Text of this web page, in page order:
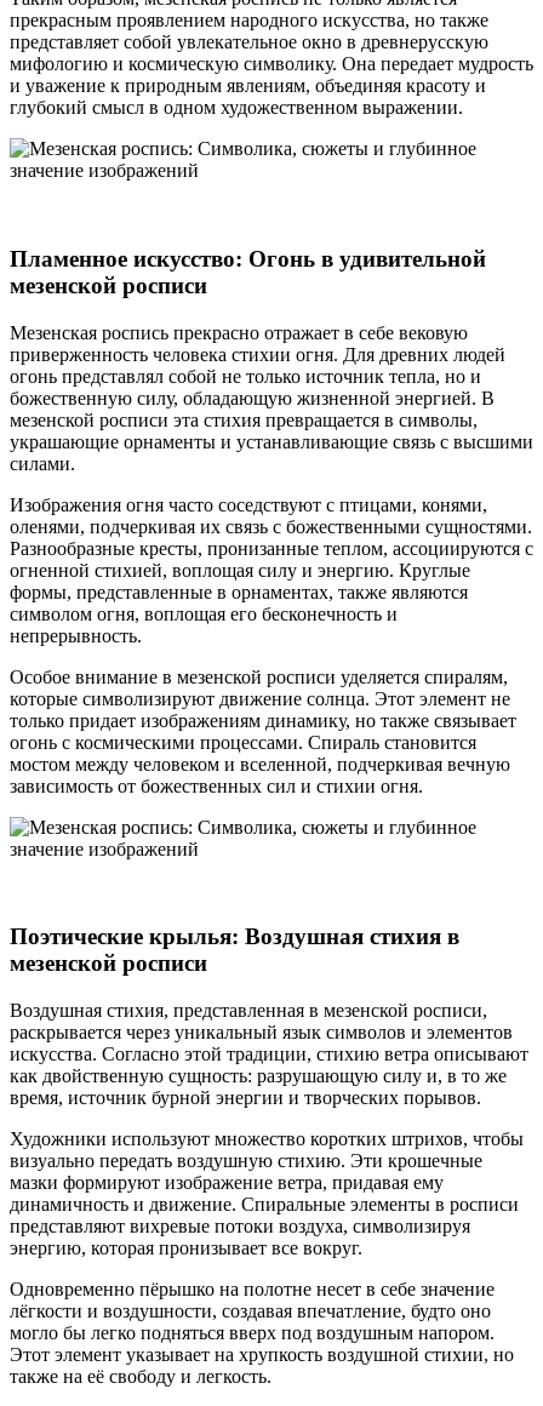
прекрасным проявлением народного искусства, но также
представляет собой увлекательное окно в древнерусскую
мифологию и космическую символику. Она передает мудрость
и уважение к природным явлениям, объединяя красоту и
глубокий смысл в одном художественном выражении.
Пламенное искусство: Огонь в удивительной
мезенской росписи
Мезенская роспись прекрасно отражает в себе вековую
приверженность человека стихии огня. Для древних людей
огонь представлял собой не только источник тепла, но и
божественную силу, обладающую жизненной энергией. В
мезенской росписи эта стихия превращается в символы,
украшающие орнаменты и устанавливающие связь с высшими
силами.
Изображения огня часто соседствуют с птицами, конями,
оленями, подчеркивая их связь с божественными сущностями.
Разнообразные кресты, пронизанные теплом, ассоциируются с
огненной стихией, воплощая силу и энергию. Круглые
формы, представленные в орнаментах, также являются
символом огня, воплощая его бесконечность и
непрерывность.
Особое внимание в мезенской росписи уделяется спиралям,
которые символизируют движение солнца. Этот элемент не
только придает изображениям динамику, но также связывает
огонь с космическими процессами. Спираль становится
мостом между человеком и вселенной, подчеркивая вечную
зависимость от божественных сил и стихии огня.
Поэтические крылья: Воздушная стихия в
мезенской росписи
Воздушная стихия, представленная в мезенской росписи,
раскрывается через уникальный язык символов и элементов
искусства. Согласно этой традиции, стихию ветра описывают
как двойственную сущность: разрушающую силу и, в то же
время, источник бурной энергии и творческих порывов.
Художники используют множество коротких штрихов, чтобы
визуально передать воздушную стихию. Эти крошечные
мазки формируют изображение ветра, придавая ему
динамичность и движение. Спиральные элементы в росписи
представляют вихревые потоки воздуха, символизируя
энергию, которая пронизывает все вокруг.
Одновременно пёрышко на полотне несет в себе значение
лёгкости и воздушности, создавая впечатление, будто оно
могло бы легко подняться вверх под воздушным напором.
Этот элемент указывает на хрупкость воздушной стихии, но
также на её свободу и легкость.